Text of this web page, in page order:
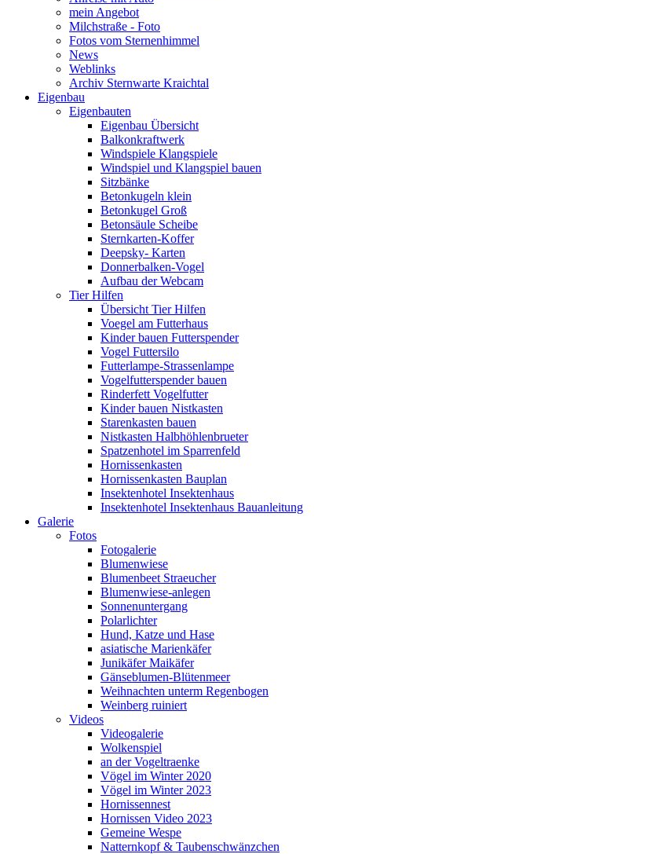
mein Angebot
Milchstraße - Foto
Fotos vom Sternenhimmel
News
Weblinks
Archiv Sternwarte Kraichtal
Eigenbau
Eigenbauten
Eigenbau Übersicht
Balkonkraftwerk
Windspiele Klangspiele
Windspiel und Klangspiel bauen
Sitzbänke
Betonkugeln klein
Betonkugel Groß
Betonsäule Scheibe
Sternkarten-Koffer
Deepsky- Karten
Donnerbalken-Vogel
Aufbau der Webcam
Tier Hilfen
Übersicht Tier Hilfen
Voegel am Futterhaus
Kinder bauen Futterspender
Vogel Futtersilo
Futterlampe-Strassenlampe
Vogelfutterspender bauen
Rinderfett Vogelfutter
Kinder bauen Nistkasten
Starenkasten bauen
Nistkasten Halbhöhlenbrueter
Spatzenhotel im Sparrenfeld
Hornissenkasten
Hornissenkasten Bauplan
Insektenhotel Insektenhaus
Insektenhotel Insektenhaus Bauanleitung
Galerie
Fotos
Fotogalerie
Blumenwiese
Blumenbeet Straeucher
Blumenwiese-anlegen
Sonnenuntergang
Polarlichter
Hund, Katze und Hase
asiatische Marienkäfer
Junikäfer Maikäfer
Gänseblumen-Blütenmeer
Weihnachten unterm Regenbogen
Weinberg ruiniert
Videos
Videogalerie
Wolkenspiel
an der Vogeltraenke
Vögel im Winter 2020
Vögel im Winter 2023
Hornissennest
Hornissen Video 2023
Gemeine Wespe
Natternkopf & Taubenschwänzchen